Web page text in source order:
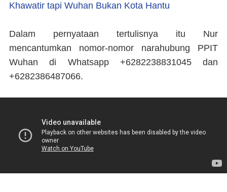
Khawatir tapi Wuhan Bukan Kota Hantu
Dalam pernyataan tertulisnya itu Nur
mencantumkan nomor-nomor narahubung PPIT
Wuhan di Whatsapp +6282238831045 dan
+6282386487066.